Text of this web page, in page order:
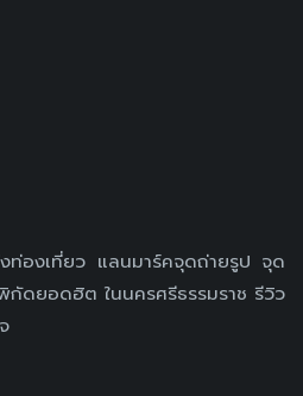
ท่องเที่ยว แลนมาร์คจุดถ่ายรูป จุด
กัดยอดฮิต ในนครศรีธรรมราช รีวิว